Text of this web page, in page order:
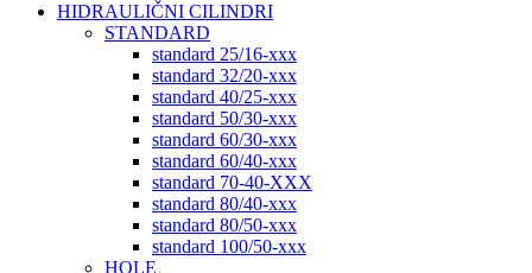
HIDRAULIČNI CILINDRI
STANDARD
standard 25/16-xxx
standard 32/20-xxx
standard 40/25-xxx
standard 50/30-xxx
standard 60/30-xxx
standard 60/40-xxx
standard 70-40-XXX
standard 80/40-xxx
standard 80/50-xxx
standard 100/50-xxx
HOLE